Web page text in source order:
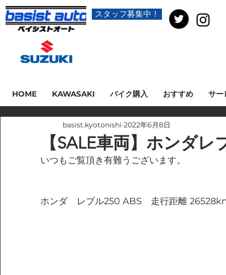
スタッフ募集中！
HOME KAWASAKI バイク購入 おすすめ サー
【SALE車両】ホンダレ
basist.kyotonishi 2022年6月8日
いつもご覧頂き有難うございます。
ホンダ　レブル250 ABS　走行距離